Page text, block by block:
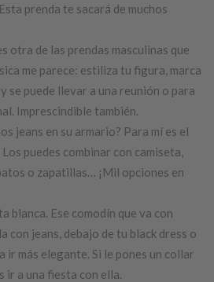
prenda te sacará de muchos
otra de las prendas masculinas que
me parece: estiliza tu figura, marca
se puede llevar a una reunión o para
Imprescindible también.
jeans en su armario? Para mí es el
puedes combinar con camiseta,
o zapatillas… ¡Mil opciones en
blanca. Ese comodín que va con
con jeans, debajo de tu black dress o
ir más elegante. Si le pones un collar
ir a una fiesta con ella.